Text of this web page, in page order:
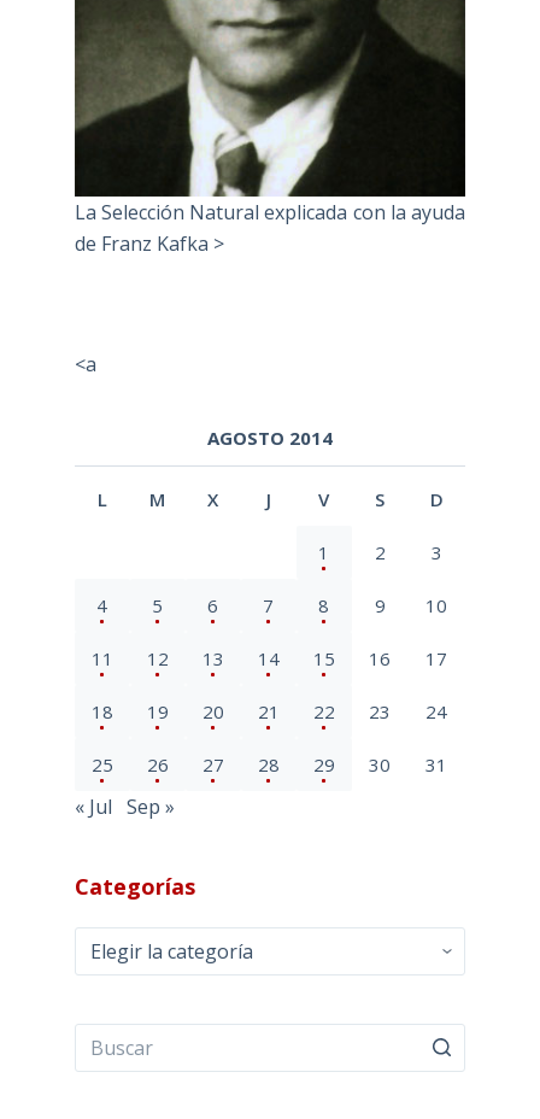
La Selección Natural explicada con la ayuda
de Franz Kafka >
<a
AGOSTO 2014
L M X J V S D
1 2 3
4 5 6 7 8 9 10
11 12 13 14 15 16 17
18 19 20 21 22 23 24
25 26 27 28 29 30 31
« Jul Sep »
Categorías
Categorías